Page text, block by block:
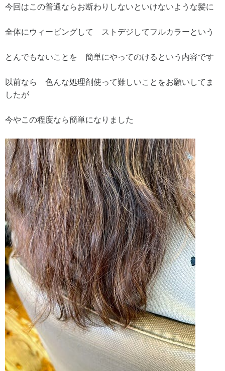
今回はこの普通ならお断わりしないといけないような髪に
全体にウィービングして ストデジしてフルカラーという
とんでもないことを 簡単にやってのけるという内容です
以前なら 色んな処理剤使って難しいことをお願いしてま
したが
今やこの程度なら簡単になりました